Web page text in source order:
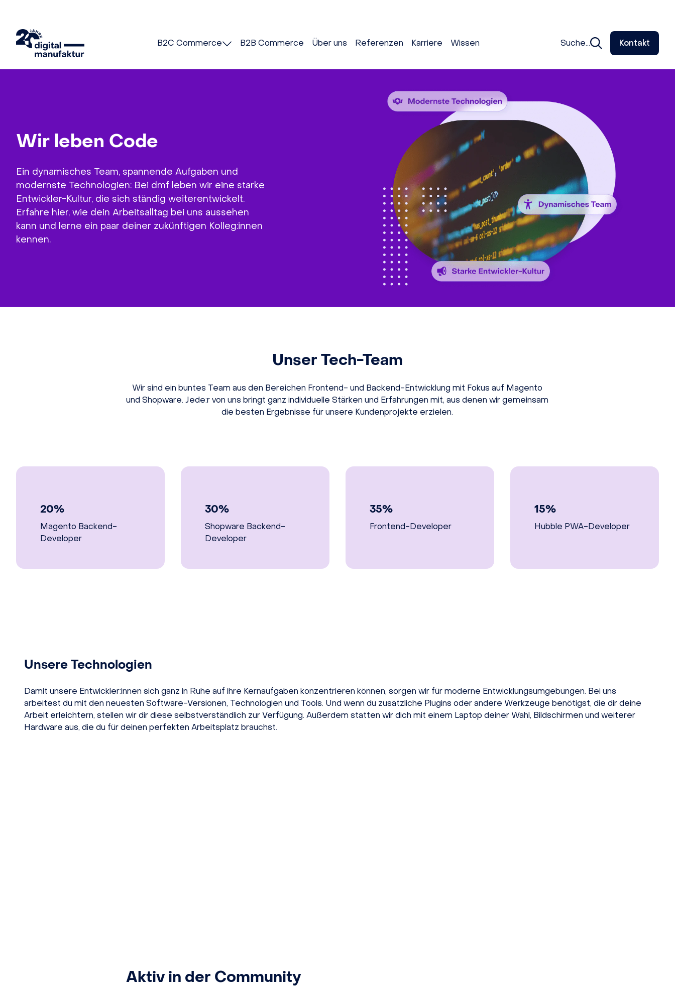
B2C Commerce B2B Commerce Über uns Referenzen Karriere Wissen Suche... Kontakt
Wir leben Code
Ein dynamisches Team, spannende Aufgaben und
modernste Technologien: Bei dmf leben wir eine starke
Entwickler-Kultur, die sich ständig weiterentwickelt.
Erfahre hier, wie dein Arbeitsalltag bei uns aussehen
kann und lerne ein paar deiner zukünftigen Kolleg:innen
kennen.
Unser Tech-Team
Wir sind ein buntes Team aus den Bereichen Frontend- und Backend-Entwicklung mit Fokus auf Magento
und Shopware. Jede:r von uns bringt ganz individuelle Stärken und Erfahrungen mit, aus denen wir gemeinsam
die besten Ergebnisse für unsere Kundenprojekte erzielen.
20%
Magento Backend-
Developer
30%
Shopware Backend-
Developer
35%
Frontend-Developer
15%
Hubble PWA-Developer
Unsere Technologien
Damit unsere Entwickler:innen sich ganz in Ruhe auf ihre Kernaufgaben konzentrieren können, sorgen wir für moderne Entwicklungsumgebungen. Bei uns
arbeitest du mit den neuesten Software-Versionen, Technologien und Tools. Und wenn du zusätzliche Plugins oder andere Werkzeuge benötigst, die dir deine
Arbeit erleichtern, stellen wir dir diese selbstverständlich zur Verfügung. Außerdem statten wir dich mit einem Laptop deiner Wahl, Bildschirmen und weiterer
Hardware aus, die du für deinen perfekten Arbeitsplatz brauchst.
Aktiv in der Community